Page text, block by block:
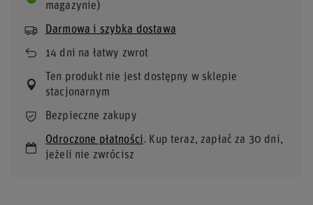
magazynie)
Darmowa i szybka dostawa
14 dni na łatwy zwrot
Ten produkt nie jest dostępny w sklepie
stacjonarnym
Bezpieczne zakupy
Odroczone płatności. Kup teraz, zapłać za 30 dni,
jeżeli nie zwrócisz